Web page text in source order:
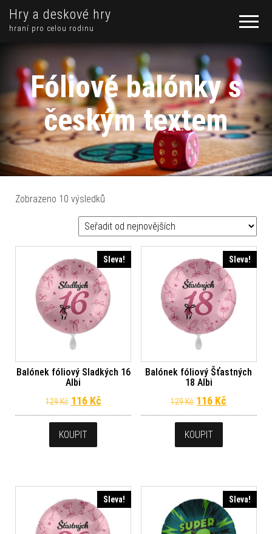
Hry a deskové hry
hraní pro celou rodinu
Fóliové balónky s
českým textem
Zobrazeno 10 výsledků
Sleva!
Balónek fóliový Sladkých 16
Albi
129Kč Původní cena byla: 129 Kč.
116 KčAktuální cena je: 116 Kč.
KOUPIT
Sleva!
Balónek fóliový Šťastných
18 Albi
129Kč Původní cena
116 Kč
KOUPIT
Sleva! Sleva!